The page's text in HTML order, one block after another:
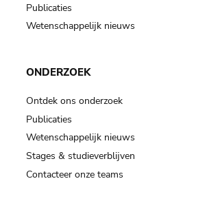
Publicaties
Wetenschappelijk nieuws
ONDERZOEK
Ontdek ons onderzoek
Publicaties
Wetenschappelijk nieuws
Stages & studieverblijven
Contacteer onze teams